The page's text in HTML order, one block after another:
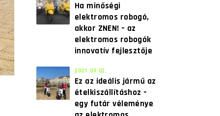
Ha minőségi
elektromos robogó,
akkor ZNEN! – az
elektromos robogók
innovatív fejlesztője
2021.03.02.
Ez az ideális jármű az
ételkiszállításhoz –
egy futár véleménye